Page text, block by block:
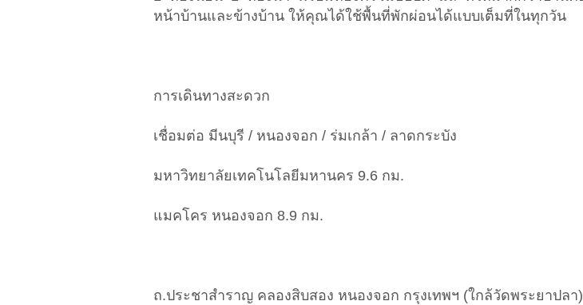
หน้าบ้านและข้างบ้าน ให้คุณได้ใช้พื้นที่พักผ่อนได้แบบเต็มที่ในทุกวัน
การเดินทางสะดวก
เชื่อมต่อ มีนบุรี / หนองจอก / ร่มเกล้า / ลาดกระบัง
มหาวิทยาลัยเทคโนโลยีมหานคร 9.6 กม.
แมคโคร หนองจอก 8.9 กม.
ถ.ประชาสำราญ คลองสิบสอง หนองจอก กรุงเทพฯ (ใกล้วัดพระยาปลา)